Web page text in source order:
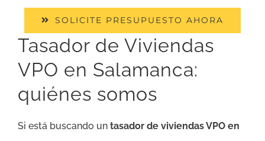
SOLICITE PRESUPUESTO AHORA
Tasador de Viviendas
VPO en Salamanca:
quiénes somos
Si está buscando un tasador de viviendas VPO en